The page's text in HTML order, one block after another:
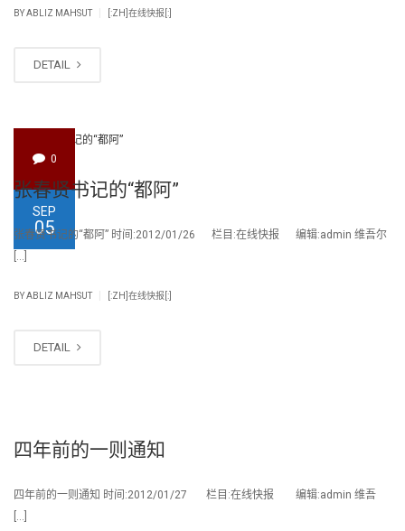
BYABLIZ MAHSUT [:ZH]在线快报[:]
DETAIL
0
SEP
05
张春贤书记的“都阿”
张春贤书记的“都阿” 时间:2012/01/26 栏目:在线快报 编辑:admin 维吾尔
[…]
BYABLIZ MAHSUT [:ZH]在线快报[:]
DETAIL
四年前的一则通知
四年前的一则通知 时间:2012/01/27 栏目:在线快报 编辑:admin 维吾
[…]